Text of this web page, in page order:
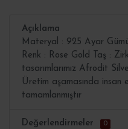
Açıklama
Materyal : 925 Ayar
Renk : Rose Gold Taş :
tasarımlarımız Afrodit
Üretim aşamasında insan
tamamlanmıştır
Değerlendirmeler 0